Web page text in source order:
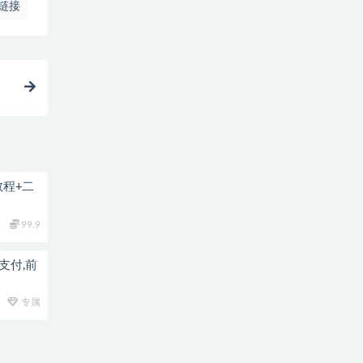
接
+二
99.9
付,前
专属